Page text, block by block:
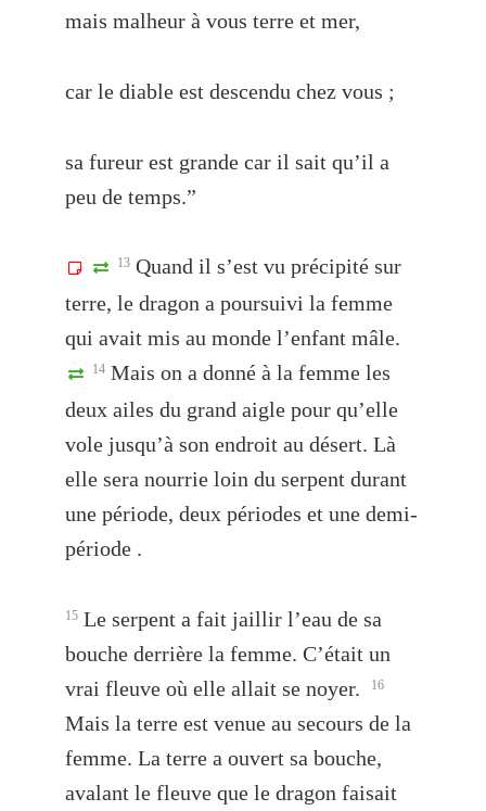
mais malheur à vous terre et mer,
car le diable est descendu chez vous ;
sa fureur est grande car il sait qu’il a
peu de temps.”
13 Quand il s’est vu précipité sur
terre, le dragon a poursuivi la femme
qui avait mis au monde l’enfant mâle.
14 Mais on a donné à la femme les
deux ailes du grand aigle pour qu’elle
vole jusqu’à son endroit au désert. Là
elle sera nourrie loin du serpent durant
une période, deux périodes et une demi-
période .
15 Le serpent a fait jaillir l’eau de sa
bouche derrière la femme. C’était un
vrai fleuve où elle allait se noyer.
16
Mais la terre est venue au secours de la
femme. La terre a ouvert sa bouche,
avalant le fleuve que le dragon faisait